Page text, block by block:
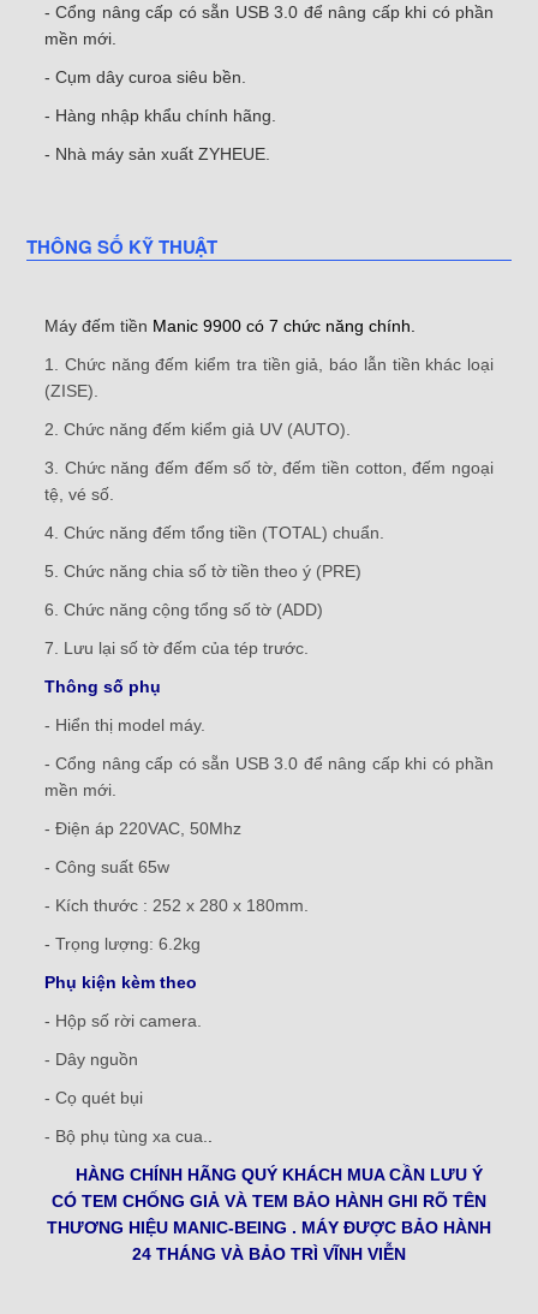
- Cổng nâng cấp có sẵn USB 3.0 để nâng cấp khi có phần
mền mới.
- Cụm dây curoa siêu bền.
- Hàng nhập khẩu chính hãng.
- Nhà máy sản xuất ZYHEUE.
THÔNG SỐ KỸ THUẬT
Máy đếm tiền Manic 9900 có 7 chức năng chính.
1. Chức năng đếm kiểm tra tiền giả, báo lẫn tiền khác loại
(ZISE).
2. Chức năng đếm kiểm giả UV (AUTO).
3. Chức năng đếm đếm số tờ, đếm tiền cotton, đếm ngoại
tệ, vé số.
4. Chức năng đếm tổng tiền (TOTAL) chuẩn.
5. Chức năng chia số tờ tiền theo ý (PRE)
6. Chức năng cộng tổng số tờ (ADD)
7. Lưu lại số tờ đếm của tép trước.
Thông số phụ
- Hiển thị model máy.
- Cổng nâng cấp có sẵn USB 3.0 để nâng cấp khi có phần
mền mới.
- Điện áp 220VAC, 50Mhz
- Công suất 65w
- Kích thước : 252 x 280 x 180mm.
- Trọng lượng: 6.2kg
Phụ kiện kèm theo
- Hộp số rời camera.
- Dây nguồn
- Cọ quét bụi
- Bộ phụ tùng xa cua.
HÀNG CHÍNH HÃNG QUÝ KHÁCH MUA CẦN LƯU Ý
CÓ TEM CHỐNG GIẢ VÀ TEM BẢO HÀNH GHI RÕ TÊN
THƯƠNG HIỆU MANIC-BEING . MÁY ĐƯỢC BẢO HÀNH
24 THÁNG VÀ BẢO TRÌ VĨNH VIỄN